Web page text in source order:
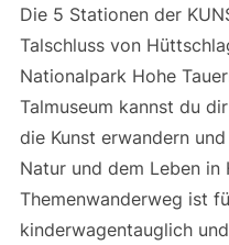
Die 5 Stationen der
Talschluss von
Nationalpark Hohe
Talmuseum kannst du
die Kunst erwandern
Natur und dem Leben
Themenwanderweg ist
kinderwagentauglich